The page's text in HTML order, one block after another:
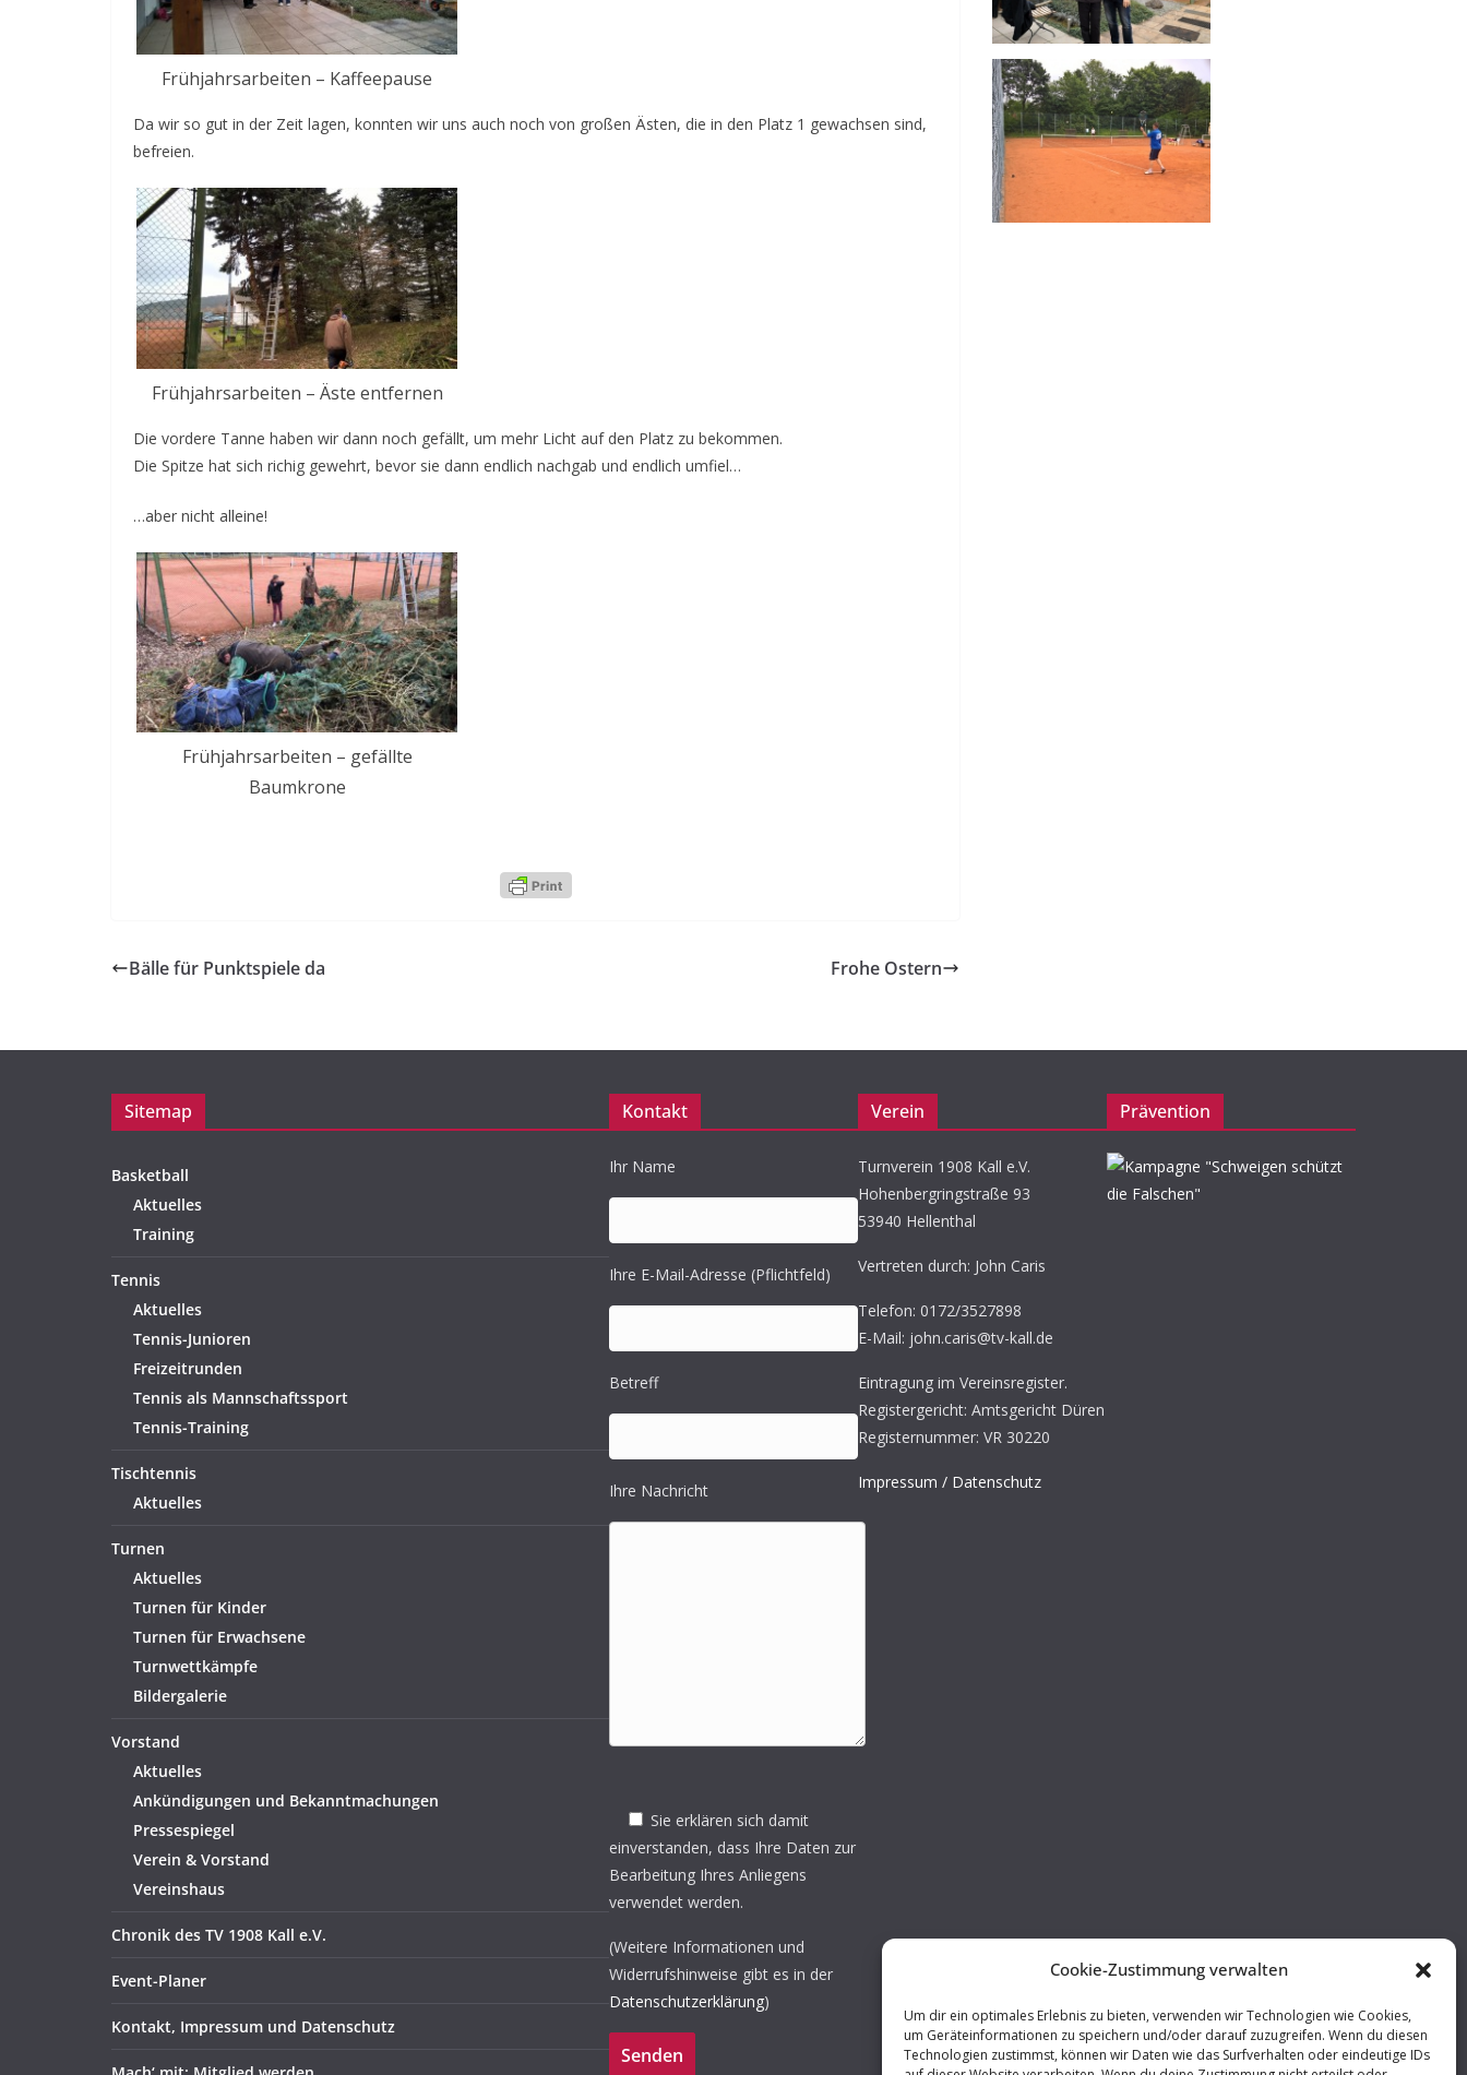
Cookie-Zustimmung verwalten
Um dir ein optimales Erlebnis zu bieten, verwenden wir Technologien wie Cookies,
um Geräteinformationen zu speichern und/oder darauf zuzugreifen. Wenn du diesen
Technologien zustimmst, können wir Daten wie das Surfverhalten oder eindeutige IDs
Frühjahrsarbeiten – Kaffeepause
Da wir so gut in der Zeit lagen, konnten wir uns auch noch von großen Ästen, die in den Platz 1 gewachsen sind,
befreien.
Frühjahrsarbeiten – Äste entfernen
Die vordere Tanne haben wir dann noch gefällt, um mehr Licht auf den Platz zu bekommen.
Die Spitze hat sich richig gewehrt, bevor sie dann endlich nachgab und endlich umfiel…
…aber nicht alleine!
Frühjahrsarbeiten – gefällte
Baumkrone
Bälle für Punktspiele da Frohe Ostern
Sitemap
Basketball
Aktuelles
Training
Tennis
Aktuelles
Tennis-Junioren
Freizeitrunden
Tennis als Mannschaftssport
Tennis-Training
Tischtennis
Aktuelles
Turnen
Aktuelles
Turnen für Kinder
Turnen für Erwachsene
Turnwettkämpfe
Bildergalerie
Vorstand
Aktuelles
Ankündigungen und Bekanntmachungen
Pressespiegel
Verein & Vorstand
Vereinshaus
Chronik des TV 1908 Kall e.V.
Event-Planer
Kontakt, Impressum und Datenschutz
Kontakt
Ihr Name
Ihre E-Mail-Adresse (Pflichtfeld)
Betreff
Ihre Nachricht
Sie erklären sich damit
einverstanden, dass Ihre Daten zur
Bearbeitung Ihres Anliegens
verwendet werden.
(Weitere Informationen und
Widerrufshinweise gibt es in der
Datenschutzerklärung)
Verein
Turnverein 1908 Kall e.V.
Hohenbergringstraße 93
53940 Hellenthal
Vertreten durch: John Caris
Telefon: 0172/3527898
E-Mail: john.caris@tv-kall.de
Eintragung im Vereinsregister.
Registergericht: Amtsgericht Düren
Registernummer: VR 30220
Impressum / Datenschutz
Prävention